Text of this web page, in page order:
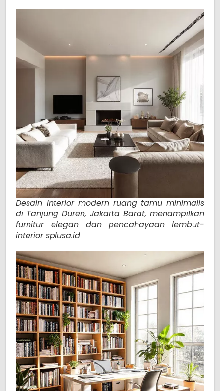
Desain interior modern ruang tamu minimalis
di Tanjung Duren, Jakarta Barat, menampilkan
furnitur elegan dan pencahayaan lembut-
interior splusa.id